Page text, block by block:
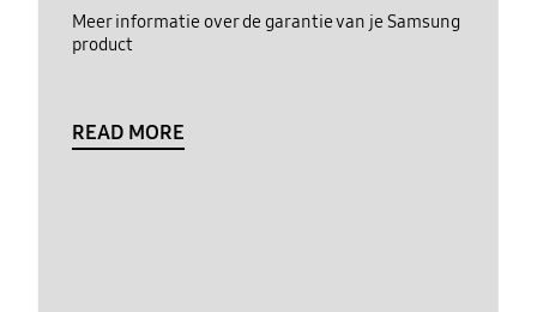
Meer informatie over de garantie van je Samsung
product
READ MORE